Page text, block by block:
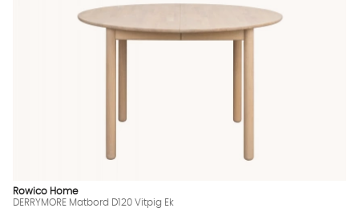
Rowico Home
DERRYMORE Matbord D120 Vitpig Ek